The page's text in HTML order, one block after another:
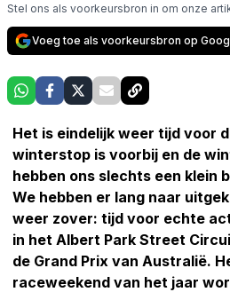
Stel ons als voorkeursbron in om onze
Voeg toe als voorkeursbron op
Het is eindelijk weer tijd voor
winterstop is voorbij en de
hebben ons slechts een klein
We hebben er lang naar
weer zover: tijd voor echte
in het Albert Park Street
de Grand Prix van Australië.
raceweekend van het jaar